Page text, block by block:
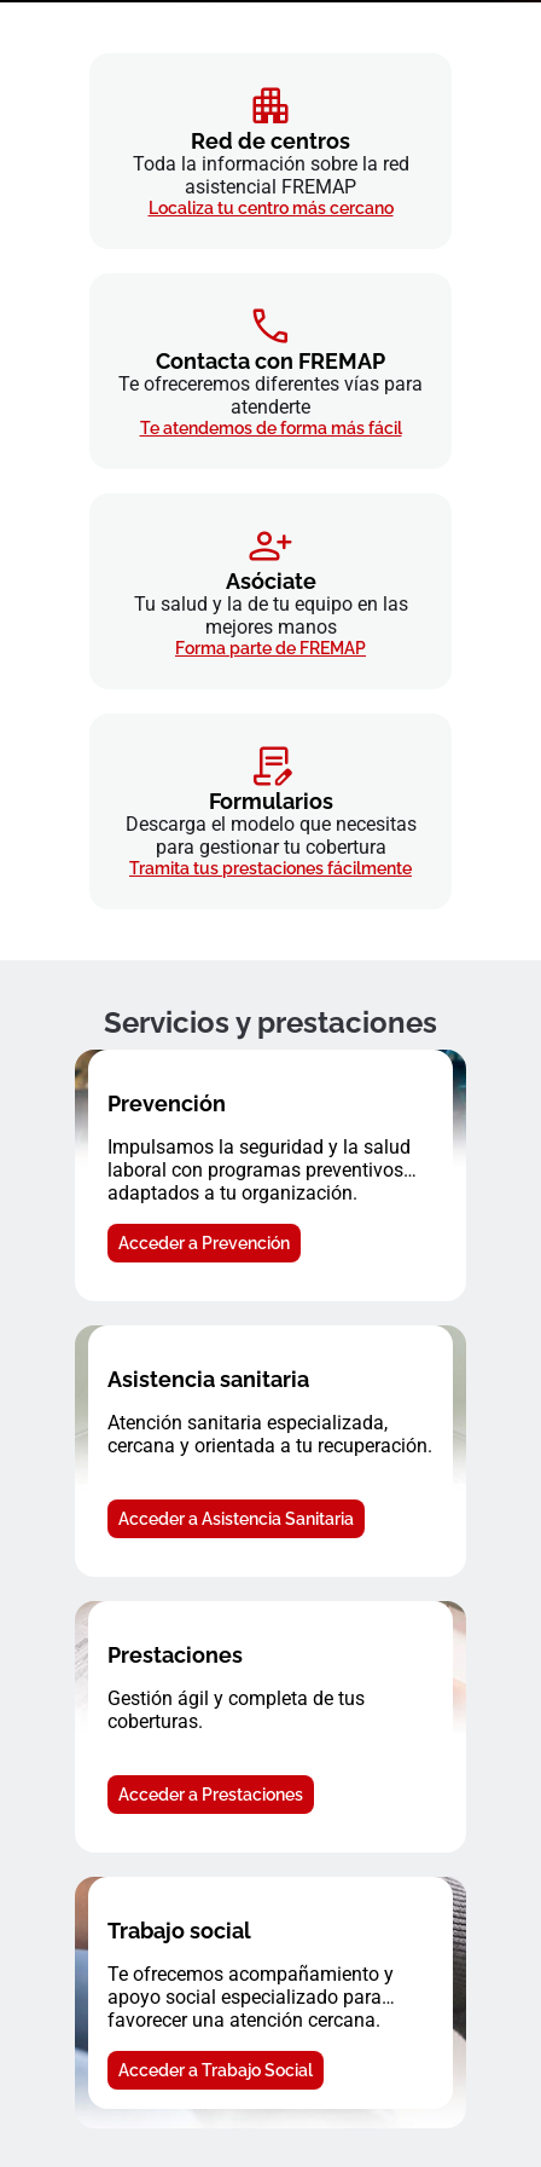
Red de centros
Toda la información sobre la red
asistencial FREMAP
Localiza tu centro más cercano
Contacta con FREMAP
Te ofreceremos diferentes vías para
atenderte
Te atendemos de forma más fácil
Asóciate
Tu salud y la de tu equipo en las
mejores manos
Forma parte de FREMAP
Formularios
Descarga el modelo que necesitas
para gestionar tu cobertura
Tramita tus prestaciones fácilmente
Servicios y prestaciones
Prevención
Impulsamos la seguridad y la salud
laboral con programas preventivos
adaptados a tu organización.
Acceder a Prevención
Asistencia sanitaria
Atención sanitaria especializada,
cercana y orientada a tu recuperación.
Acceder a Asistencia Sanitaria
Prestaciones
Gestión ágil y completa de tus
coberturas.
Acceder a Prestaciones
Trabajo social
Te ofrecemos acompañamiento y
apoyo social especializado para
favorecer una atención cercana.
Acceder a Trabajo Social